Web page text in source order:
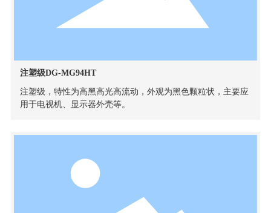
注塑级DG-MG94HT
注塑级，特性为高黑高光高流动，外观为黑色颗粒状，主要应
用于电视机、显示器外壳等。